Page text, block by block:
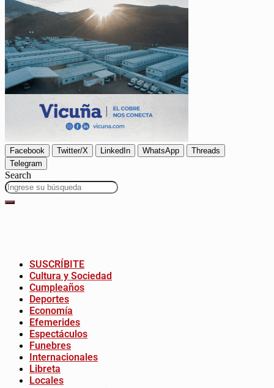
Facebook Twitter/X LinkedIn WhatsApp
Threads
Telegram
Search
SUSCRÍBITE
Cultura y Sociedad
Cumpleaños
Deportes
Economía
Efemerides
Espectáculos
Funebres
Internacionales
Libreta
Locales